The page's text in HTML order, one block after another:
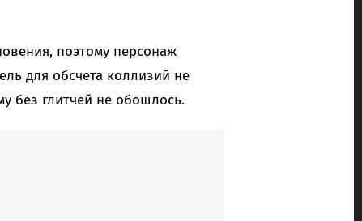
поэтому персонаж
для обсчета коллизий не
без глитчей не обошлось.